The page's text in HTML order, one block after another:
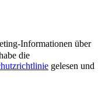
Informationen über
die
gelesen und